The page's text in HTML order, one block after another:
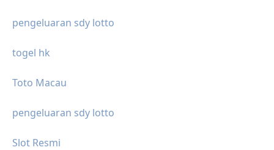
pengeluaran sdy lotto
togel hk
Toto Macau
pengeluaran sdy lotto
Slot Resmi